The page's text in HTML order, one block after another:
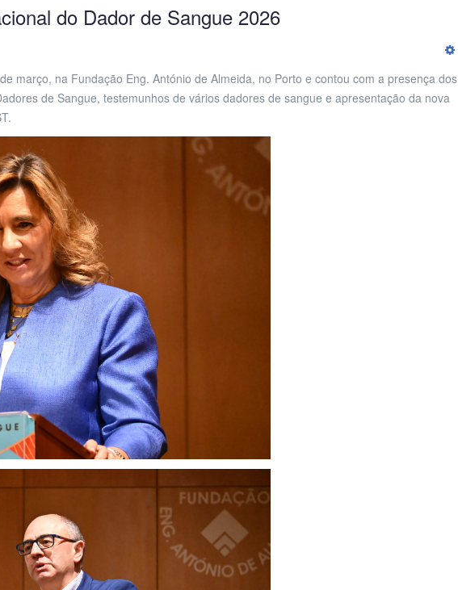
do Dador de Sangue 2026
março, na Fundação Eng. António de Almeida, no Porto e contou com a presença dos
de Sangue, testemunhos de vários dadores de sangue e apresentação da nova